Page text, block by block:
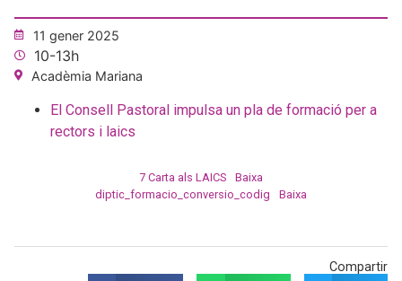
11 gener 2025
10-13h
Acadèmia Mariana
El Consell Pastoral impulsa un pla de formació per a
rectors i laics
7 Carta als LAICS
Baixa
diptic_formacio_conversio_codig
Baixa
Compartir